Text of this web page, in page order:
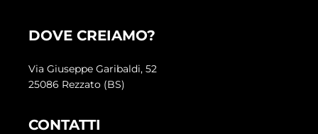
DOVE CREIAMO?
Via Giuseppe Garibaldi, 52
25086 Rezzato (BS)
CONTATTI